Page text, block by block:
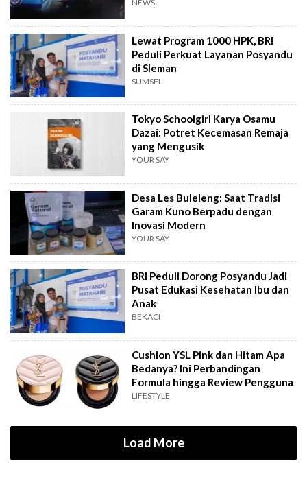
Represif
NEWS
Lewat Program 1000 HPK, BRI
Peduli Perkuat Layanan Posyandu
di Sleman
SUMSEL
Tokyo Schoolgirl Karya Osamu
Dazai: Potret Kecemasan Remaja
yang Mengusik
YOUR SAY
Desa Les Buleleng: Saat Tradisi
Garam Kuno Berpadu dengan
Inovasi Modern
YOUR SAY
BRI Peduli Dorong Posyandu Jadi
Pusat Edukasi Kesehatan Ibu dan
Anak
BEKACI
Cushion YSL Pink dan Hitam Apa
Bedanya? Ini Perbandingan
Formula hingga Review Pengguna
LIFESTYLE
Load More